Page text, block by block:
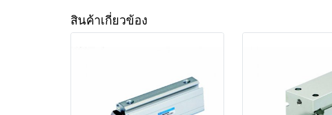
สินค้าเกี่ยวข้อง